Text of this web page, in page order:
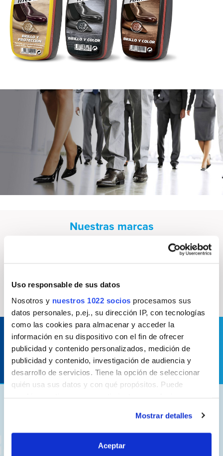
Uso responsable de sus datos
Nosotros y nuestros 1022 socios procesamos sus
datos personales, p.ej., su dirección IP, con tecnologías
como las cookies para almacenar y acceder la
información en su dispositivo con el fin de ofrecer
publicidad y contenido personalizados, medición de
publicidad y contenido, investigación de audiencia y
desarrollo de servicios. Tiene la opción de seleccionar
quién usa sus datos y con qué propósitos. Puede
Si lo permite, también quisiéramos:
Mostrar detalles
Aceptar
Nuestras marcas
Descubre nuestras marcas más representativas
Contacta con nosotros para solucionar cualquier
duda o consulta
Contactar